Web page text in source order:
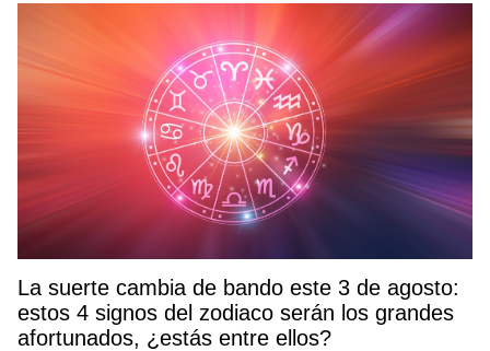
La suerte cambia de bando este 3 de agosto:
estos 4 signos del zodiaco serán los grandes
afortunados, ¿estás entre ellos?